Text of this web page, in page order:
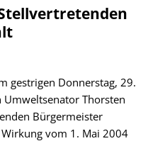
gestrigen Donnerstag, 29.
Thorsten
Bürgermeister
vom 1. Mai 2004